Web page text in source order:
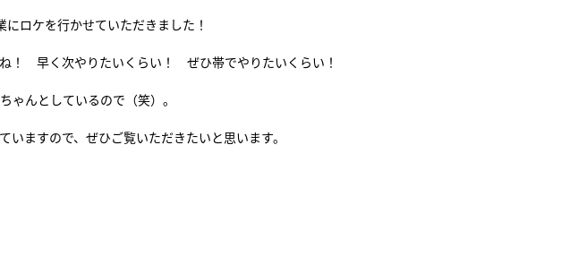
ロケを行かせていただきました！
！ 早く次やりたいくらい！ ぜひ帯でやりたいくらい！
んとしているので（笑）。
ますので、ぜひご覧いただきたいと思います。